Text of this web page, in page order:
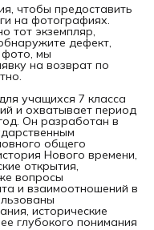
чтобы предоставить
на фотографиях.
тот экземпляр,
дефект,
мы
на возврат по
учащихся 7 класса
и охватывает период
Он разработан в
общего
Нового времени,
открытия,
вопросы
и взаимоотношений в
исторические
глубокого понимания